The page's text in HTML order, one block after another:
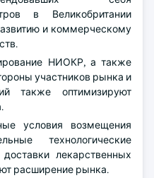
в Великобритании
и коммерческому
НИОКР, а также
участников рынка и
также оптимизируют
условия возмещения
технологические
лекарственных
расширение рынка.